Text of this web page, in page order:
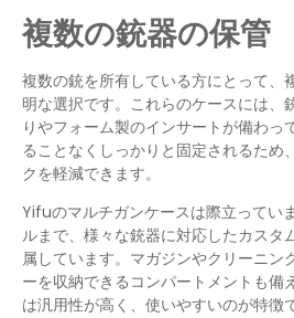
複数の銃器の保管
複数の銃を所有している方にとって、
明な選択です。これらのケースには、
りやフォーム製のインサートが備わっ
ることなくしっかりと固定されるため
クを軽減できます。
Yifuのマルチガンケースは際立ってい
ルまで、様々な銃器に対応したカスタ
属しています。マガジンやクリーニン
ーを収納できるコンパートメントも備
は汎用性が高く、使いやすいのが特徴